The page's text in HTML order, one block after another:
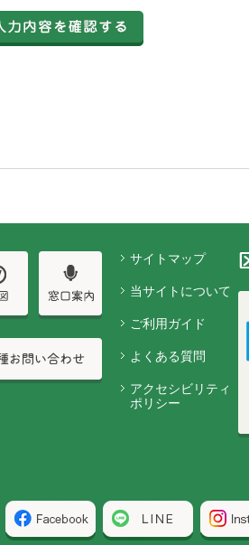
サイトマップ
当サイトについて
ご利用ガイド
よくある質問
アクセシビリティ
ポリシー